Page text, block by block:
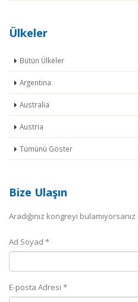
Ülkeler
Bütün Ülkeler
Argentina
Australia
Austria
Tümünü Göster
Bize Ulaşın
Aradığınız kongreyi
Ad Soyad *
E-posta Adresi *